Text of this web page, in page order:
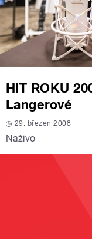
HIT ROKU
Langerové
29. březen 2008
Naživo